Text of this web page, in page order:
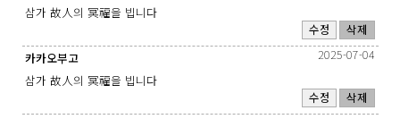
삼가 故人의 冥福을 빕니다
수정
삭제
카카오부고
2025-07-04
삼가 故人의 冥福을 빕니다
수정
삭제